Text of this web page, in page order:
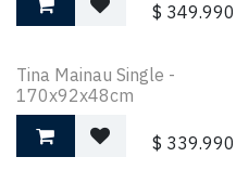
$ 349.990
Tina Mainau Single -
170x92x48cm
$ 339.990